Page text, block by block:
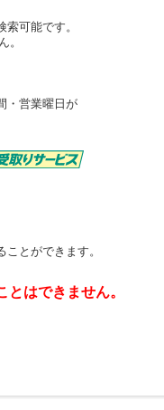
可能です。
。
・営業曜日が
とができます。
はできません。